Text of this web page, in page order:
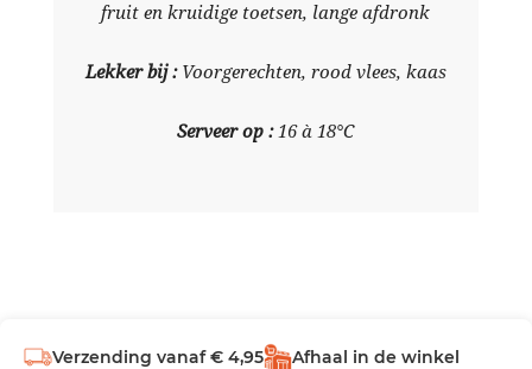
fruit en kruidige toetsen, lange afdronk
Lekker bij:Voorgerechten, rood vlees, kaas
Serveer op :16 à 18°C
Verzending vanaf € 4,95
Afhaal in de winkel